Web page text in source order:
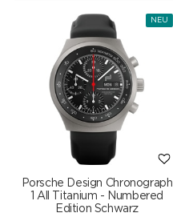
NEU
Porsche Design Chronograph
1 All Titanium - Numbered
Edition Schwarz